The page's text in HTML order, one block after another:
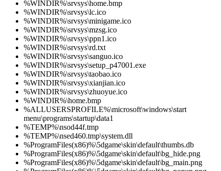
%WINDIR%\srvsys\home.bmp
%WINDIR%\srvsys\lc.ico
%WINDIR%\srvsys\minigame.ico
%WINDIR%\srvsys\mzsg.ico
%WINDIR%\srvsys\ppn1.ico
%WINDIR%\srvsys\rd.txt
%WINDIR%\srvsys\sanguo.ico
%WINDIR%\srvsys\setup_p47001.exe
%WINDIR%\srvsys\taobao.ico
%WINDIR%\srvsys\xianjian.ico
%WINDIR%\srvsys\zhuoyue.ico
%WINDIR%\home.bmp
%ALLUSERSPROFILE%\microsoft\windows\start
menu\programs\startup\data1
%TEMP%\nsod44f.tmp
%TEMP%\nsed460.tmp\system.dll
%ProgramFiles(x86)%\5dgame\skin\default\thumbs.db
%ProgramFiles(x86)%\5dgame\skin\default\bg_hide.png
%ProgramFiles(x86)%\5dgame\skin\default\bg_main.png